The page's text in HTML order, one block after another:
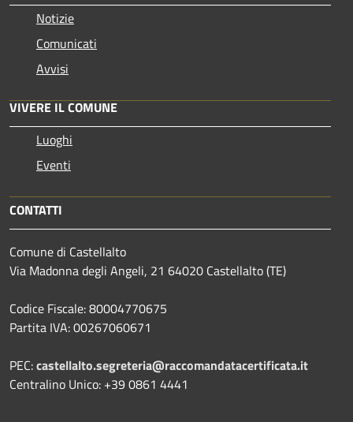
Notizie
Comunicati
Avvisi
VIVERE IL COMUNE
Luoghi
Eventi
CONTATTI
Comune di Castellalto
Via Madonna degli Angeli, 21 64020 Castellalto (TE)
Codice Fiscale: 80004770675
Partita IVA: 00267060671
PEC:castellalto.segreteria@raccomandatacertificata.it
Centralino Unico: +39 0861 4441